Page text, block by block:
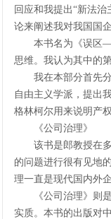
回应和我提出“新法
论来阐述我对我国国
本书名为《误区——
思维。我认为其中的
我在本部分首先分
自由主义学派，提出
格林柯尔用来说明产
《公司治理》
该书是郎教授在多
的问题进行很有见地
理一直是现代国内外
《公司治理》则是
实质。本书的出版对